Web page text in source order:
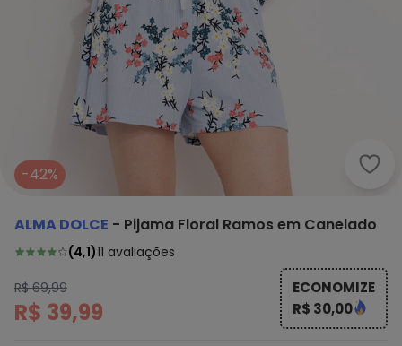
-42%
ALMA DOLCE - Pijama Floral Ramos em Canelado
(4,1)11 avaliações
R$ 69,99
R$ 39,99
ECONOMIZE
R$ 30,00